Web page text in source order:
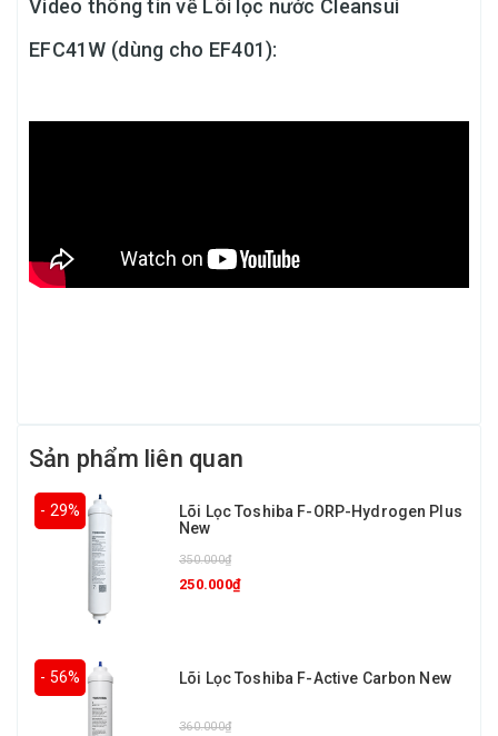
Video thông tin về Lõi lọc nước Cleansui
EFC41W (dùng cho EF401):
Sản phẩm liên quan
- 29%
Lõi Lọc Toshiba F-ORP-Hydrogen Plus
New
350.000₫
250.000₫
- 56% Lõi Lọc Toshiba F-Active Carbon New
360.000₫